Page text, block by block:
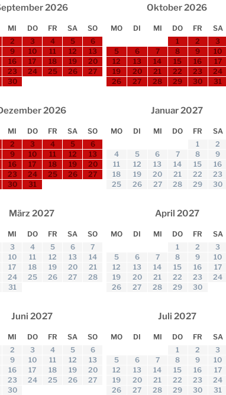
2026
MI DO FR SA
SO
2 3 4 5
6
9 10 11 12
13
16 17 18 19
20
23 24 25 26
27
30
Oktober2026
MO DI MI DO FR SA
1
2 3
5
6 7 8 9 10
12
13 14 15 16 17
19
20 21 22 23 24
26
27 28 29 30 31
2026
MI DO FR SA
SO
2 3 4 5
6
9 10 11 12
13
16 17 18 19
20
23 24 25 26
27
30 31
Januar2027
MO DI MI DO FR SA
1
2
4
5 6 7 8 9
11
12 13 14 15 16
18
19 20 21 22 23
25
26 27 28 29 30
März 2027
MI DO FR SA
SO
3 4 5 6
7
10 11 12 13
14
17 18 19 20
21
24 25 26 27
28
31
April 2027
MO DI MI DO FR SA
1
2 3
5
6 7 8 9 10
12
13 14 15 16 17
19
20 21 22 23 24
26
27 28 29 30
Juni 2027
MI DO FR SA
SO
2 3 4 5
6
9 10 11 12
13
16 17 18 19
20
23 24 25 26
27
30
Juli 2027
MO DI MI DO FR SA
1
2 3
5
6 7 8 9 10
12
13 14 15 16 17
19
20 21 22 23 24
26
27 28 29 30 31